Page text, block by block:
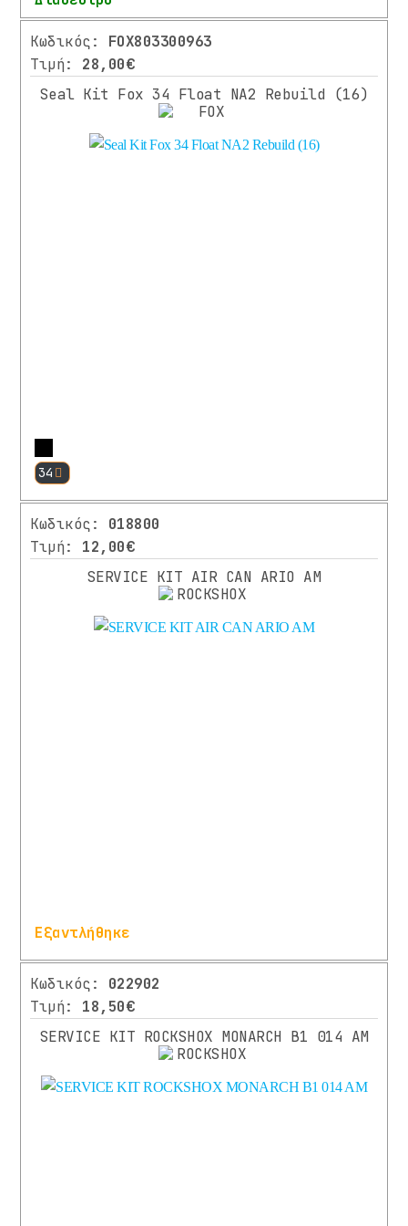
Κωδικός: FOX803300963
Τιμή: 28,00€
Seal Kit Fox 34 Float NA2 Rebuild (16)
34
Κωδικός: 018800
Τιμή: 12,00€
SERVICE KIT AIR CAN ARIO AM
Εξαντλήθηκε
Κωδικός: 022902
Τιμή: 18,50€
SERVICE KIT ROCKSHOX MONARCH B1 014 AM